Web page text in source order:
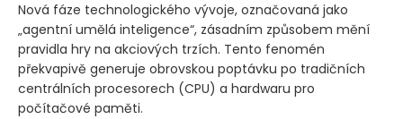
Nová fáze technologického vývoje, označovaná jako
„agentní umělá inteligence“, zásadním způsobem mění
pravidla hry na akciových trzích. Tento fenomén
překvapivě generuje obrovskou poptávku po tradičních
centrálních procesorech (CPU) a hardwaru pro
počítačové paměti.